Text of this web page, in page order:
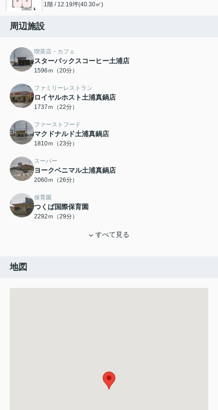
1階 / 12.19坪(40.30㎡)
周辺施設
喫茶店・カフェ
スターバックスコーヒー土浦店
1596ｍ（20分）
ファミリーレストラン
ロイヤルホスト土浦真鍋店
1737ｍ（22分）
ファーストフード
マクドナルド土浦真鍋店
1810ｍ（23分）
スーパー
ヨークベニマル土浦真鍋店
2060ｍ（26分）
保育園
つくば国際保育園
2292ｍ（29分）
すべて見る
地図